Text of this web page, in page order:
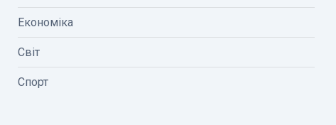
Економіка
Світ
Спорт